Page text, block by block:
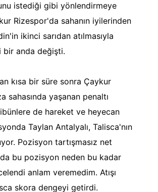
istediği gibi yönlendirmeye
Rizespor'da sahanın iyilerinden
ikinci sarıdan atılmasıyla
bir anda değişti.
kısa bir süre sonra Çaykur
sahasında yaşanan penaltı
de hareket ve heyecan
Taylan Antalyalı, Talisca'nın
Pozisyon tartışmasız net
bu pozisyon neden bu kadar
anlam veremedim. Atışı
skora dengeyi getirdi.